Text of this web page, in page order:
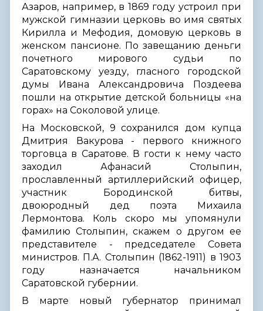
Азаров, например, в 1869 году устроил при
мужской гимназии церковь во имя святых
Кирилла и Мефодия, домовую церковь в
женском пансионе. По завещанию деньги
почетного мирового судьи по
Саратовскому уезду, гласного городской
думы Ивана Александровича Поздеева
пошли на открытие детской больницы «на
горах» на Соколовой улице.
На Московской, 9 сохранился дом купца
Дмитрия Вакурова - первого книжного
торговца в Саратове. В гости к нему часто
заходил Афанасий Столыпин,
прославленный артиллерийский офицер,
участник Бородинской битвы,
двоюродный дед поэта Михаила
Лермонтова. Коль скоро мы упомянули
фамилию Столыпин, скажем о другом ее
представителе - председателе Совета
министров. П.А. Столыпин (1862-1911) в 1903
году назначается начальником
Саратовской губернии.
В марте новый губернатор принимал